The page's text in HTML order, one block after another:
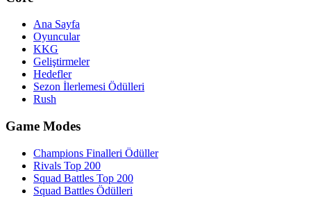
Ana Sayfa
Oyuncular
KKG
Geliştirmeler
Hedefler
Sezon İlerlemesi Ödülleri
Rush
Game Modes
Champions Finalleri Ödüller
Rivals Top 200
Squad Battles Top 200
Squad Battles Ödülleri